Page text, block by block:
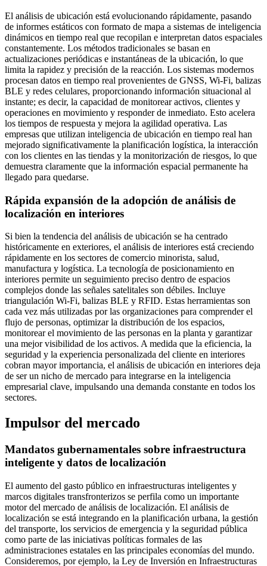
El análisis de ubicación está evolucionando rápidamente, pasando
de informes estáticos con formato de mapa a sistemas de inteligencia
dinámicos en tiempo real que recopilan e interpretan datos espaciales
constantemente. Los métodos tradicionales se basan en
actualizaciones periódicas e instantáneas de la ubicación, lo que
limita la rapidez y precisión de la reacción. Los sistemas modernos
procesan datos en tiempo real provenientes de GNSS, Wi-Fi, balizas
BLE y redes celulares, proporcionando información situacional al
instante; es decir, la capacidad de monitorear activos, clientes y
operaciones en movimiento y responder de inmediato. Esto acelera
los tiempos de respuesta y mejora la agilidad operativa. Las
empresas que utilizan inteligencia de ubicación en tiempo real han
mejorado significativamente la planificación logística, la interacción
con los clientes en las tiendas y la monitorización de riesgos, lo que
demuestra claramente que la información espacial permanente ha
llegado para quedarse.
Rápida expansión de la adopción de análisis de
localización en interiores
Si bien la tendencia del análisis de ubicación se ha centrado
históricamente en exteriores, el análisis de interiores está creciendo
rápidamente en los sectores de comercio minorista, salud,
manufactura y logística. La tecnología de posicionamiento en
interiores permite un seguimiento preciso dentro de espacios
complejos donde las señales satelitales son débiles. Incluye
triangulación Wi-Fi, balizas BLE y RFID. Estas herramientas son
cada vez más utilizadas por las organizaciones para comprender el
flujo de personas, optimizar la distribución de los espacios,
monitorear el movimiento de las personas en la planta y garantizar
una mejor visibilidad de los activos. A medida que la eficiencia, la
seguridad y la experiencia personalizada del cliente en interiores
cobran mayor importancia, el análisis de ubicación en interiores deja
de ser un nicho de mercado para integrarse en la inteligencia
empresarial clave, impulsando una demanda constante en todos los
sectores.
Impulsor del mercado
Mandatos gubernamentales sobre infraestructura
inteligente y datos de localización
El aumento del gasto público en infraestructuras inteligentes y
marcos digitales transfronterizos se perfila como un importante
motor del mercado de análisis de localización. El análisis de
localización se está integrando en la planificación urbana, la gestión
del transporte, los servicios de emergencia y la seguridad pública
como parte de las iniciativas políticas formales de las
administraciones estatales en las principales economías del mundo.
Consideremos, por ejemplo, la Ley de Inversión en Infraestructuras